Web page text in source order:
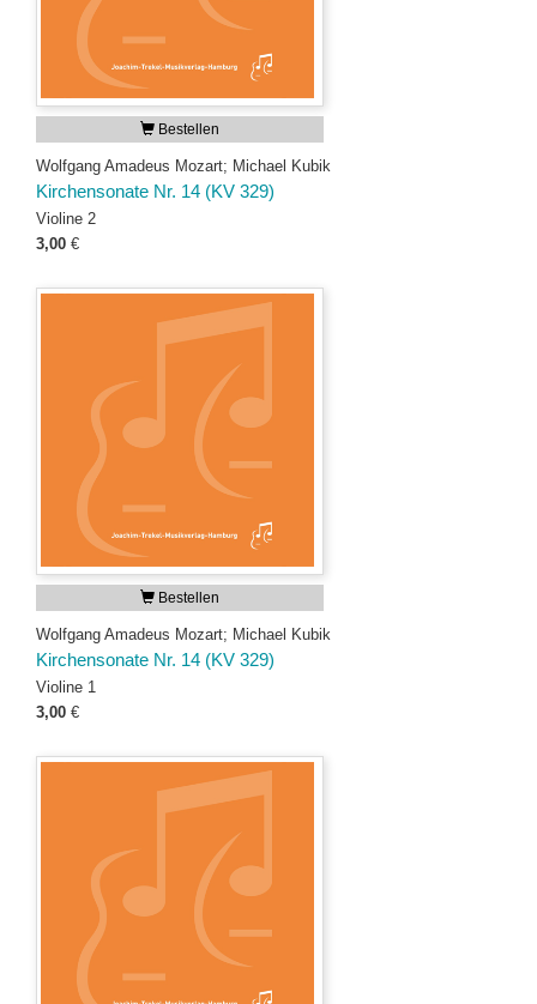
Bestellen
Wolfgang Amadeus Mozart; Michael Kubik
Kirchensonate Nr. 14 (KV 329)
Violine 2
3,00 €
Bestellen
Wolfgang Amadeus Mozart; Michael Kubik
Kirchensonate Nr. 14 (KV 329)
Violine 1
3,00 €